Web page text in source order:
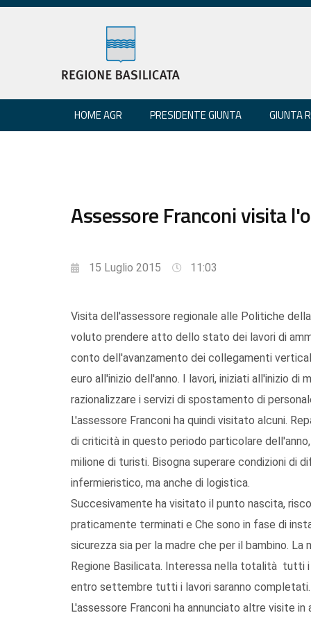
HOME AGR PRESIDENTE GIUNTA GIUNTA
Assessore Franconi visita
15 Luglio 2015 11:03
Visita dell'assessore regionale alle Politiche
voluto prendere atto dello stato dei lavori di
conto dell'avanzamento dei collegamenti
euro all'inizio dell'anno. I lavori, iniziati all'inizio di
razionalizzare i servizi di spostamento di
L'assessore Franconi ha quindi visitato alcuni.
di criticità in questo periodo particolare
milione di turisti. Bisogna superare condizioni di
infermieristico, ma anche di logistica.
Succesivamente ha visitato il punto nascita,
praticamente terminati e Che sono in fase di
sicurezza sia per la madre che per il bambino.
Regione Basilicata. Interessa nella totalità tutti
entro settembre tutti i lavori saranno completati.
L'assessore Franconi ha annunciato altre visite